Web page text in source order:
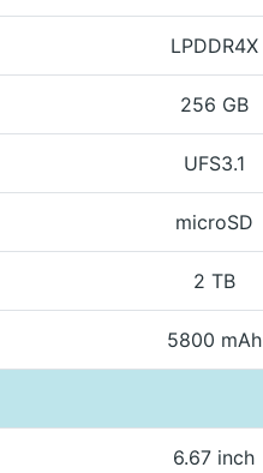
LPDDR4X
256 GB
UFS3.1
microSD
2 TB
5800 mAh
6.67 inch